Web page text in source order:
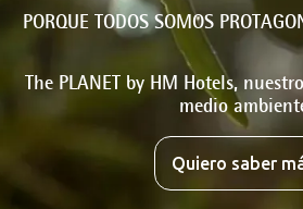
PORQUE TODOS SOMOS
The PLANET by HM Hotels,
medio
Quiero saber